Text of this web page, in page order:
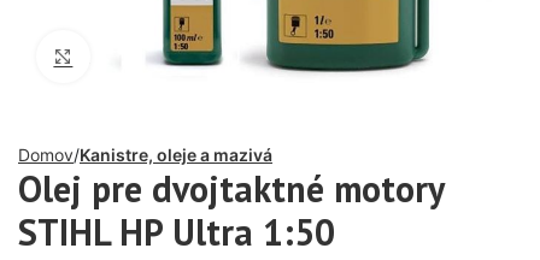
Click to enlarge
Domov Kanistre, oleje a mazivá
Olej pre dvojtaktné motory
STIHL HP Ultra 1:50